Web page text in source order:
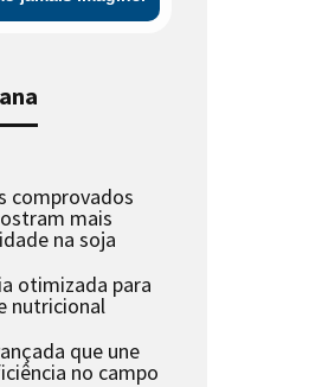
comprovados
mais
na soja
otimizada para
nutricional
que une
no campo